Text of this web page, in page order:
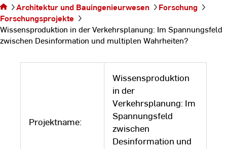
in der
Verkehrsplanung:
Im Spannungsfeld
zwischen
und multiplen
Architektur und Bauingenieurwesen
Forschung
Forschungsprojekte
Wissensproduktion in der Verkehrsplanung: Im Spannungsfeld
zwischen Desinformation und multiplen Wahrheiten?
Projektname:
Wissensproduktion
in der
Verkehrsplanung: Im
Spannungsfeld
zwischen
Desinformation und